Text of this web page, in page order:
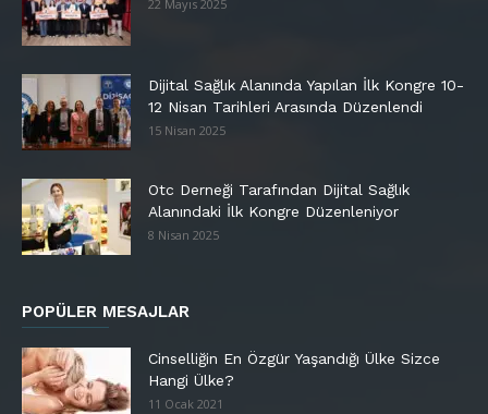
22 Mayıs 2025
Dijital Sağlık Alanında Yapılan İlk Kongre 10-
12 Nisan Tarihleri Arasında Düzenlendi
15 Nisan 2025
Otc Derneği Tarafından Dijital Sağlık
Alanındaki İlk Kongre Düzenleniyor
8 Nisan 2025
POPÜLER MESAJLAR
Cinselliğin En Özgür Yaşandığı Ülke Sizce
Hangi Ülke?
11 Ocak 2021